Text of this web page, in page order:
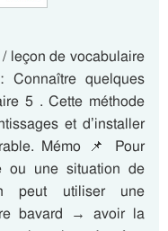
leçon de vocabulaire
Connaître quelques
5 . Cette méthode
et d’installer
Mémo 📌 Pour
ou une situation de
peut utiliser une
bavard → avoir la